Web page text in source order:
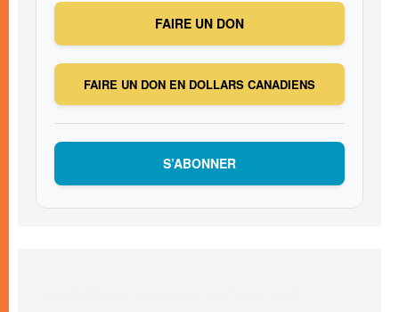
FAIRE UN DON
FAIRE UN DON EN DOLLARS CANADIENS
S’ABONNER